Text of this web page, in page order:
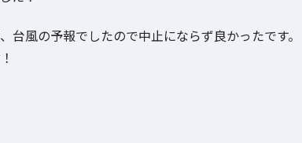
風の予報でしたので中止にならず良かったです。